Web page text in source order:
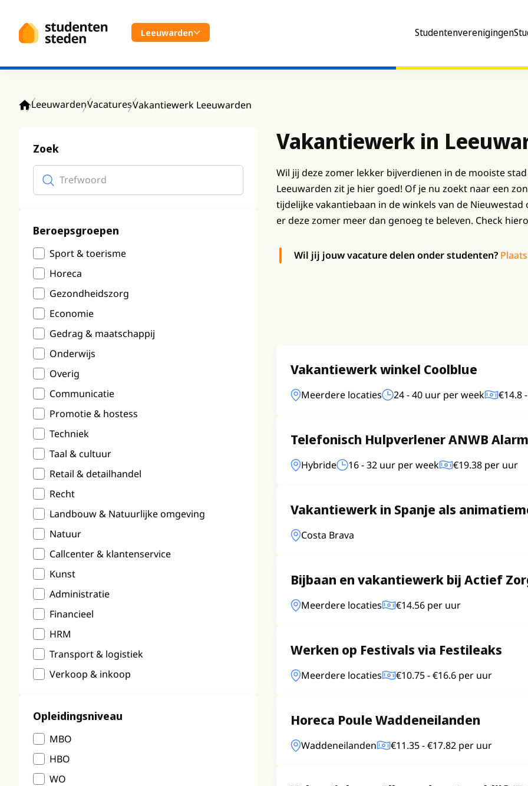
Leeuwarden Studentenverenigingen
LeeuwardenVacaturesVakantiewerk Leeuwarden
Zoek
Trefwoord
Beroepsgroepen
Sport & toerisme
Horeca
Gezondheidszorg
Economie
Gedrag & maatschappij
Onderwijs
Overig
Communicatie
Promotie & hostess
Techniek
Taal & cultuur
Retail & detailhandel
Recht
Landbouw & Natuurlijke omgeving
Natuur
Callcenter & klantenservice
Kunst
Administratie
Financieel
HRM
Transport & logistiek
Verkoop & inkoop
Opleidingsniveau
MBO
HBO
WO
Vakantiewerk in
Wil jij deze zomer lekker bijverdienen in de mooiste
Leeuwarden zit je hier goed! Of je nu zoekt naar een
tijdelijke vakantiebaan in de winkels van de
er deze zomer meer dan genoeg te beleven. Check
Wil jij jouw vacature delen onder studenten?
Vakantiewerk winkel Coolblue
Meerdere locaties 24 - 40 uur per week €14.8
Telefonisch Hulpverlener ANWB
Hybride 16 - 32 uur per week €19.38 per uur
Vakantiewerk in Spanje als
Costa Brava
Bijbaan en vakantiewerk bij Actief
Meerdere locaties €14.56 per uur
Werken op Festivals via Festileaks
Meerdere locaties €10.75 - €16.6 per uur
Horeca Poule Waddeneilanden
Waddeneilanden €11.35 - €17.82 per uur